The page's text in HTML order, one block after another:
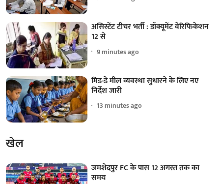
असिस्टेंट टीचर भर्ती : डॉक्यूमेंट वेरिफिकेशन
12 से
9 minutes ago
मिड-डे मील व्यवस्था सुधारने के लिए नए
निर्देश जारी
13 minutes ago
खेल
जमशेदपुर FC के पास 12 अगस्त तक का
समय